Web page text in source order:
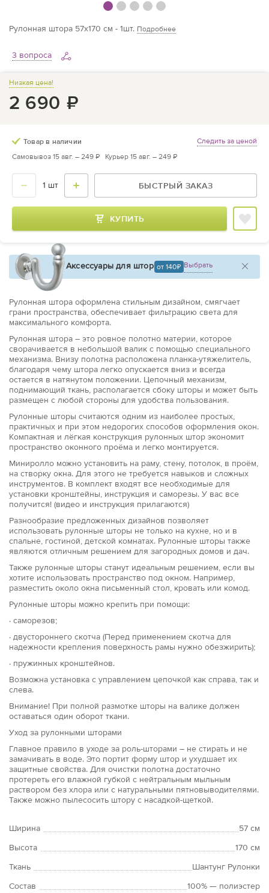
Рулонная штора 57х170 см - 1шт. Подробнее
3 вопроса
Низкая цена!
2 690 ₽
Товар в наличии
Следить за ценой
Самовывоз 15 авг. – 249 ₽ Курьер 15 авг. – 249 ₽
БЫСТРЫЙ ЗАКАЗ
КУПИТЬ
Аксессуары для штор от 140 Выбрать
Рулонная штора оформлена стильным дизайном, смягчает
грани пространства, обеспечивает фильтрацию света для
максимального комфорта.
Рулонная штора – это ровное полотно материи, которое
сворачивается в небольшой валик с помощью специального
механизма. Внизу полотна расположена планка-утяжелитель,
благодаря чему штора легко опускается вниз и всегда
остается в натянутом положении. Цепочный механизм,
поднимающий ткань, располагается сбоку шторы и может быть
размещен с любой стороны для удобства пользования.
Рулонные шторы считаются одним из наиболее простых,
практичных и при этом недорогих способов оформления окон.
Компактная и лёгкая конструкция рулонных штор экономит
пространство оконного проёма и легко монтируется.
Миниролло можно установить на раму, стену, потолок, в проём,
на створку окна. Для этого не требуется навыков и сложных
инструментов. В комплект входят все необходимые для
установки кронштейны, инструкция и саморезы. У вас все
получится! (видео и инструкция прилагаются)
Разнообразие предложенных дизайнов позволяет
использовать рулонные шторы не только на кухне, но и в
спальне, гостиной, детской комнатах. Рулонные шторы также
являются отличным решением для загородных домов и дач.
Также рулонные шторы станут идеальным решением, если вы
хотите использовать пространство под окном. Например,
разместить около окна письменный стол, кровать или комод.
Рулонные шторы можно крепить при помощи:
· саморезов;
· двустороннего скотча (Перед применением скотча для
надежности крепления поверхность рамы нужно обезжирить);
· пружинных кронштейнов.
Возможна установка с управлением цепочкой как справа, так и
слева.
Внимание! При полной размотке шторы на валике должен
оставаться один оборот ткани.
Уход за рулонными шторами
Главное правило в уходе за роль-шторами – не стирать и не
замачивать в воде. Это портит форму штор и ухудшает их
защитные свойства. Для очистки полотна достаточно
протереть его влажной губкой с нейтральным мыльным
раствором без хлора или с натуральными пятновыводителями.
Также можно пылесосить штору с насадкой-щеткой.
Ширина
57 см
Высота
170 см
Ткань
Шантунг Рулонки
Состав
100% — полиэстер